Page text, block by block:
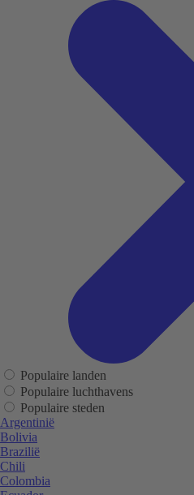
Populaire landen
Populaire luchthavens
Populaire steden
Argentinië
Bolivia
Brazilië
Chili
Colombia